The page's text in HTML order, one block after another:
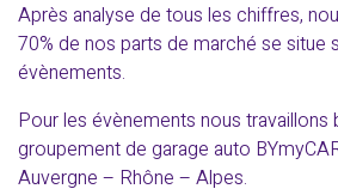
Après analyse de tous les chiffres,
70% de nos parts de marché se situe
évènements.
Pour les évènements nous travaillons
groupement de garage auto
Auvergne – Rhône – Alpes.